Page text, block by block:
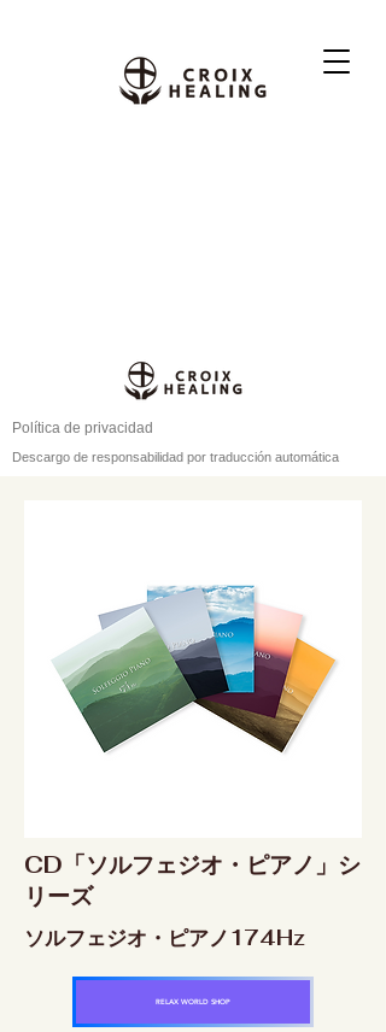
Política de privacidad
Descargo de responsabilidad por traducción automática
CD「ソルフェジオ・ピアノ」シ
リーズ
ソルフェジオ・ピアノ174Hz
RELAX WORLD SHOP